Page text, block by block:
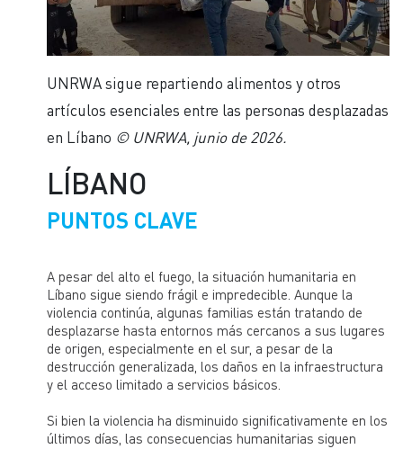
UNRWA sigue repartiendo alimentos y otros
artículos esenciales entre las personas desplazadas
en Líbano © UNRWA, junio de 2026.
LÍBANO
PUNTOS CLAVE
A pesar del alto el fuego, la situación humanitaria en
Líbano sigue siendo frágil e impredecible. Aunque la
violencia continúa, algunas familias están tratando de
desplazarse hasta entornos más cercanos a sus lugares
de origen, especialmente en el sur, a pesar de la
destrucción generalizada, los daños en la infraestructura
y el acceso limitado a servicios básicos.
Si bien la violencia ha disminuido significativamente en los
últimos días, las consecuencias humanitarias siguen